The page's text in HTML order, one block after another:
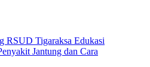
RSUD Tigaraksa Edukasi
Jantung dan Cara